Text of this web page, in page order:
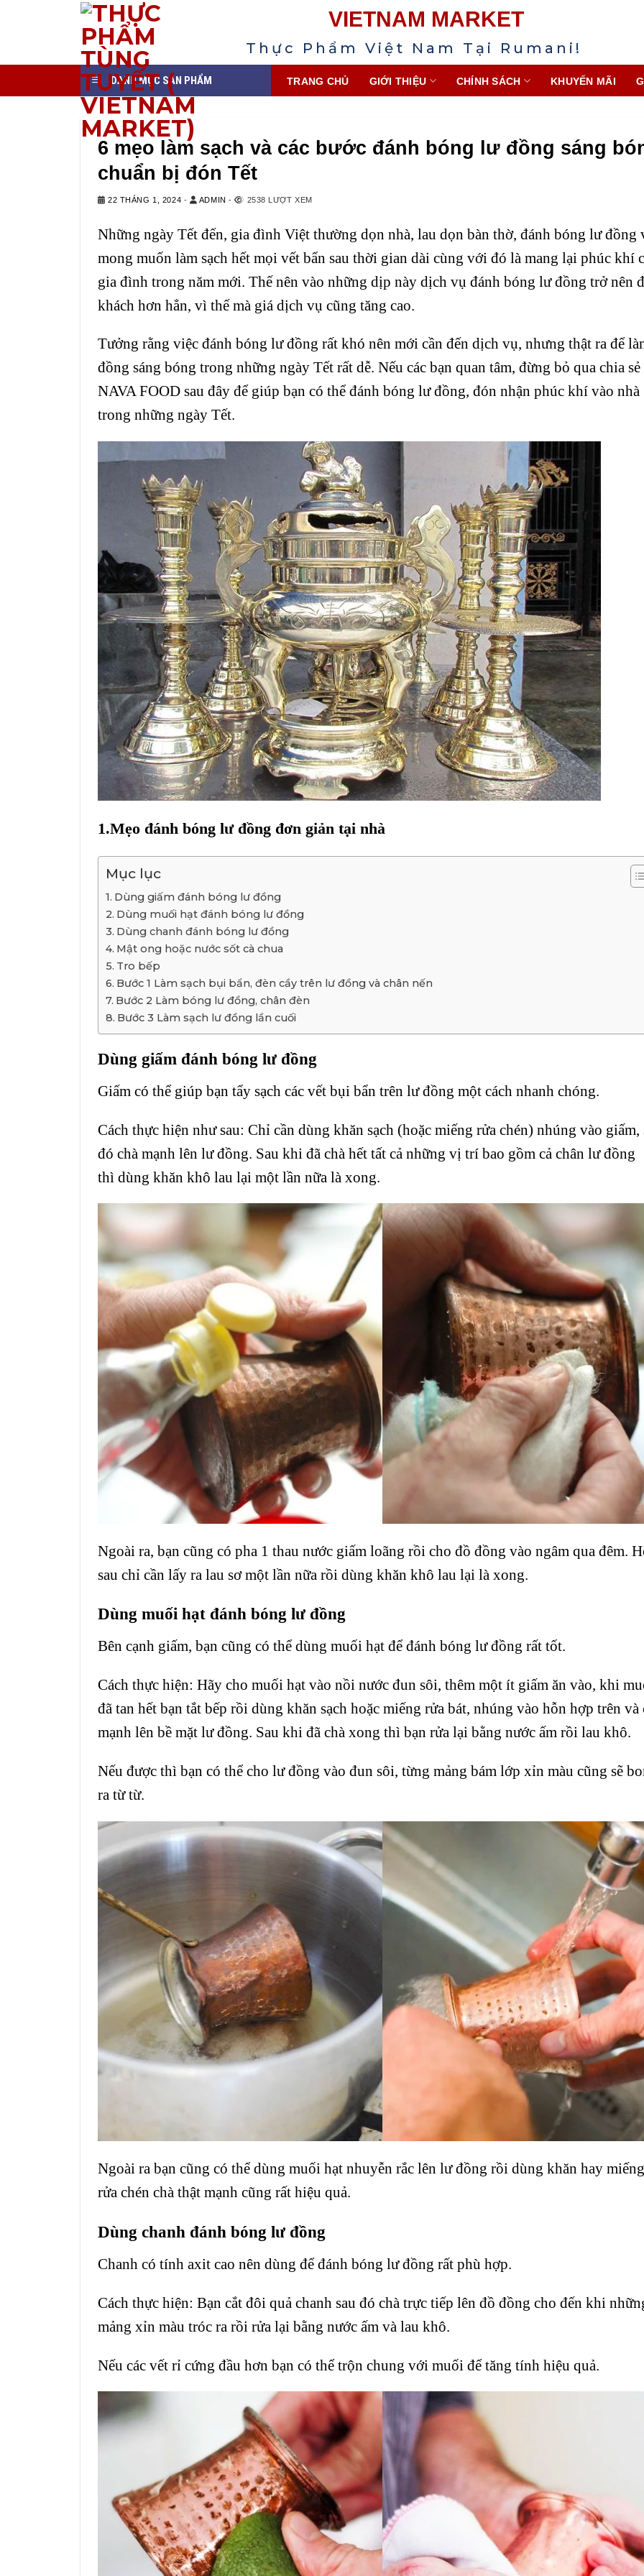
dung
VIETNAM MARKET
Thực Phẩm Việt Nam Tại Rumani!
DANH MỤC SẢN PHẨM TRANG CHỦ GIỚI THIỆU CHÍNH SÁCH KHUYẾN MÃI
6 mẹo làm sạch và các bước đánh bóng lư đồng sáng
chuẩn bị đón Tết
22 THÁNG 1, 2024 - ADMIN - 2538 LƯỢT XEM
Những ngày Tết đến, gia đình Việt thường dọn nhà, lau dọn bàn thờ, đánh bóng lư đồng
mong muốn làm sạch hết mọi vết bẩn sau thời gian dài cùng với đó là mang lại phúc khí
gia đình trong năm mới. Thế nên vào những dịp này dịch vụ đánh bóng lư đồng trở nên
khách hơn hẳn, vì thế mà giá dịch vụ cũng tăng cao.
Tưởng rằng việc đánh bóng lư đồng rất khó nên mới cần đến dịch vụ, nhưng thật ra để
đồng sáng bóng trong những ngày Tết rất dễ. Nếu các bạn quan tâm, đừng bỏ qua chia sẻ
NAVA FOOD sau đây để giúp bạn có thể đánh bóng lư đồng, đón nhận phúc khí vào nhà
trong những ngày Tết.
1.Mẹo đánh bóng lư đồng đơn giản tại nhà
Mục lục
Dùng giấm đánh bóng lư đồng
Dùng muối hạt đánh bóng lư đồng
Dùng chanh đánh bóng lư đồng
Mật ong hoặc nước sốt cà chua
Tro bếp
Bước 1 Làm sạch bụi bẩn, đèn cầy trên lư đồng và chân nến
Bước 2 Làm bóng lư đồng, chân đèn
Bước 3 Làm sạch lư đồng lần cuối
Dùng giấm đánh bóng lư đồng
Giấm có thể giúp bạn tẩy sạch các vết bụi bẩn trên lư đồng một cách nhanh chóng.
Cách thực hiện như sau: Chỉ cần dùng khăn sạch (hoặc miếng rửa chén) nhúng vào giấm,
đó chà mạnh lên lư đồng. Sau khi đã chà hết tất cả những vị trí bao gồm cả chân lư đồng
thì dùng khăn khô lau lại một lần nữa là xong.
Ngoài ra, bạn cũng có pha 1 thau nước giấm loãng rồi cho đồ đồng vào ngâm qua đêm.
sau chỉ cần lấy ra lau sơ một lần nữa rồi dùng khăn khô lau lại là xong.
Dùng muối hạt đánh bóng lư đồng
Bên cạnh giấm, bạn cũng có thể dùng muối hạt để đánh bóng lư đồng rất tốt.
Cách thực hiện: Hãy cho muối hạt vào nồi nước đun sôi, thêm một ít giấm ăn vào, khi
đã tan hết bạn tắt bếp rồi dùng khăn sạch hoặc miếng rửa bát, nhúng vào hỗn hợp trên và
mạnh lên bề mặt lư đồng. Sau khi đã chà xong thì bạn rửa lại bằng nước ấm rồi lau khô.
Nếu được thì bạn có thể cho lư đồng vào đun sôi, từng mảng bám lớp xỉn màu cũng sẽ
ra từ từ.
Ngoài ra bạn cũng có thể dùng muối hạt nhuyễn rắc lên lư đồng rồi dùng khăn hay miếng
rửa chén chà thật mạnh cũng rất hiệu quả.
Dùng chanh đánh bóng lư đồng
Chanh có tính axit cao nên dùng để đánh bóng lư đồng rất phù hợp.
Cách thực hiện: Bạn cắt đôi quả chanh sau đó chà trực tiếp lên đồ đồng cho đến khi
mảng xỉn màu tróc ra rồi rửa lại bằng nước ấm và lau khô.
Nếu các vết rỉ cứng đầu hơn bạn có thể trộn chung với muối để tăng tính hiệu quả.